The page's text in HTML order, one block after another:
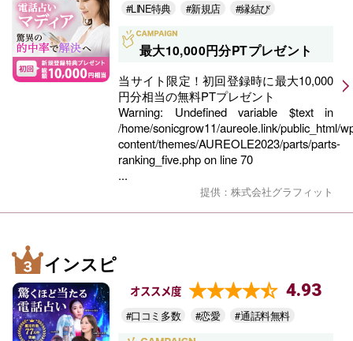
#LINE特典 #新規店 #縁結び
最大10,000円分PTプレゼント
当サイト限定！初回登録時に最大10,000
円分相当の無料PTプレゼント
Warning: Undefined variable $text in
/home/sonicgrow11/aureole.link/public_html/
content/themes/AUREOLE2023/parts/parts-
ranking_five.phpon line70
...
提供：株式会社グラフィット
インスピ
オススメ度 4.93
#口コミ多数 #恋愛 #通話料無料